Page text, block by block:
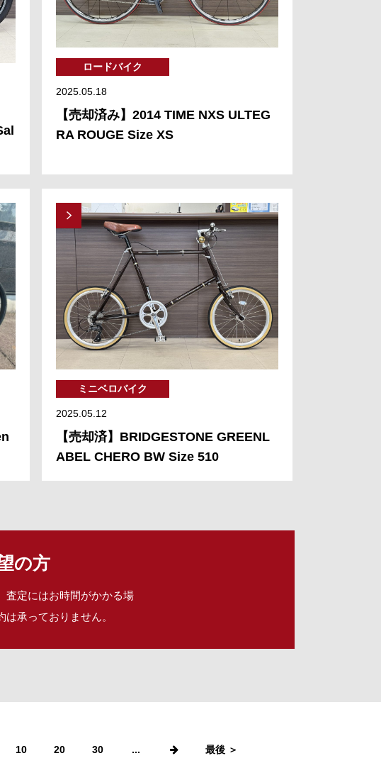
ロードバイク
2025.05.18
【売却済み】2014 TIME NXS ULTEG
RA ROUGE Size XS
ミニベロバイク
2025.05.12
【売却済】BRIDGESTONE GREENL
ABEL CHERO BW Size 510
の方
査定にはお時間がかかる場
承っておりません。
10 20 30 ... 最後 ＞